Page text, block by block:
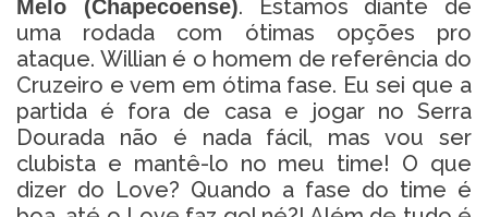
Melo (Chapecoense). Estamos diante de
uma rodada com ótimas opções pro
ataque. Willian é o homem de referência do
Cruzeiro e vem em ótima fase. Eu sei que a
partida é fora de casa e jogar no Serra
Dourada não é nada fácil, mas vou ser
clubista e mantê-lo no meu time! O que
dizer do Love? Quando a fase do time é